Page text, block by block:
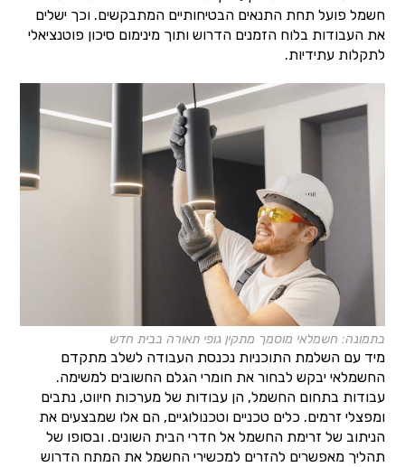
חשמל פועל תחת התנאים הבטיחותיים המתבקשים. וכך ישלים
את העבודות בלוח הזמנים הדרוש ותוך מינימום סיכון פוטנציאלי
לתקלות עתידיות.
בתמונה: חשמלאי מוסמך מתקין גופי תאורה בבית חדש
מיד עם השלמת התוכניות נכנסת העבודה לשלב מתקדם
החשמלאי יבקש לבחור את חומרי הגלם החשובים למשימה.
עבודות בתחום החשמל, הן עבודות של מערכות חיווט, נתבים
ומפצלי זרמים. כלים טכניים וטכנולוגיים, הם אלו שמבצעים את
הניתוב של זרימת החשמל אל חדרי הבית השונים. ובסופו של
תהליך מאפשרים להזרים למכשירי החשמל את המתח הדרוש